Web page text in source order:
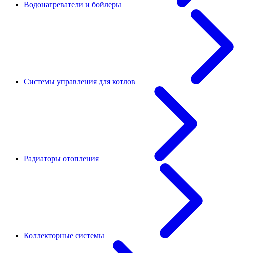
Водонагреватели и бойлеры
Системы управления для котлов
Радиаторы отопления
Коллекторные системы